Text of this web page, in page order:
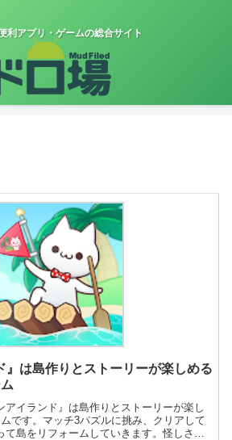
利アプリ・ゲームの総合サイト
』は島作りとストーリーが楽しめる
アイランド』は島作りとストーリーが楽し
です。マッチ3パズルに挑み、クリアして
島をリフォームしていきます。怪しさに